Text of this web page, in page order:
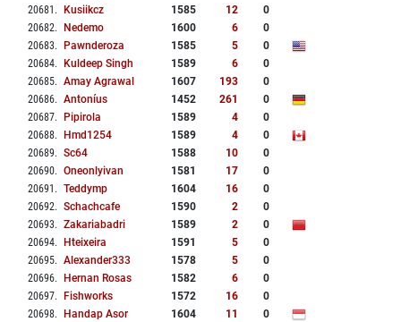
20681 . Kusiikcz 1585 12
0
20682. Nedemo 1600 6
0
20683. Pawnderoza 1585 5
0
20684. Kuldeep Singh 1589 6
0
20685. Amay Agrawal 1607 193
0
20686. Antoníus 1452 261
0
20687. Pipirola 1589 4
0
20688. Hmd1254 1589 4
0
20689. Sc64 1588 10
0
20690. Oneonlyivan 1581 17
0
20691 . Teddymp 1604 16
0
20692. Schachcafe 1590 2
0
20693. Zakariabadri 1589 2
0
20694. Hteixeira 1591 5
0
20695. Alexander333 1578 5
0
20696. Hernan Rosas 1582 6
0
20697. Fishworks 1572 16
0
20698. Handap Asor 1604 11
0